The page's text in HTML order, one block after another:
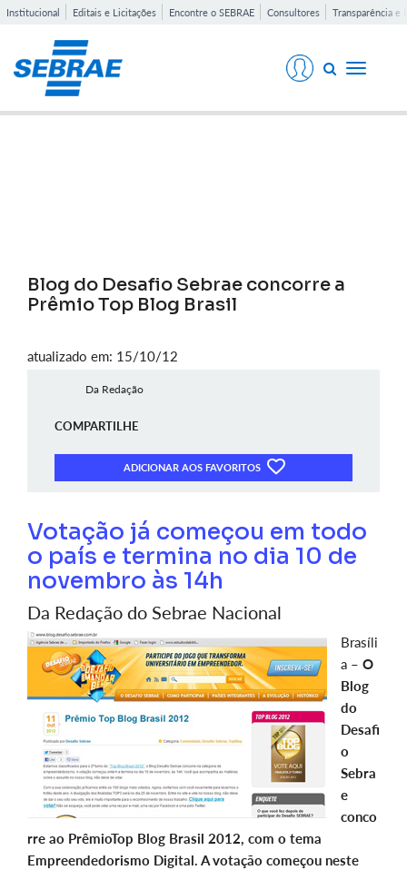
Institucional Editais e Licitações Encontre o SEBRAE Consultores Transparência e
Toggle
Blog do Desafio Sebrae concorre a
Prêmio Top Blog Brasil
atualizado em: 15/10/12
Da Redação
COMPARTILHE
ADICIONAR AOS FAVORITOS
Votação já começou em todo
o país e termina no dia 10 de
novembro às 14h
Da Redação do Sebrae Nacional
Brasíli
a – O
Blog
do
Desafi
o
Sebra
e
conco
rre ao PrêmioTop Blog Brasil 2012, com o tema
Empreendedorismo Digital. A votação começou neste